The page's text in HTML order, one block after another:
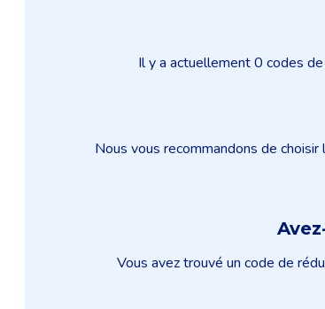
Il y a actuellement 0 codes
Nous vous recommandons de
Vous avez trouvé un code de